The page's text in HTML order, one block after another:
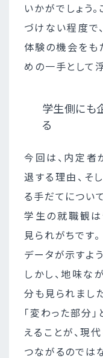
いかがでしょう
づけない程度で
体験の機会をも
めの一手として
学生側にも
る
今回は、内定者
退する理由、そ
る手だてについ
学生の就職観は
見られがちです。
データが示すよ
しかし、地味な
分も見られました
「変わった部分
えることが、現
つながるのでは